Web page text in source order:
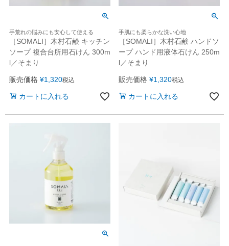
手荒れの悩みにも安心して使える
［SOMALI］木村石鹸 キッチン
ソープ 複合台所用石けん 300m
l／そまり
販売価格 ¥1,320税込
カートに入れる
手肌にも柔らかな洗い心地
［SOMALI］木村石鹸 ハンドソ
ープ ハンド用液体石けん 250m
l／そまり
販売価格 ¥1,320税込
カートに入れる